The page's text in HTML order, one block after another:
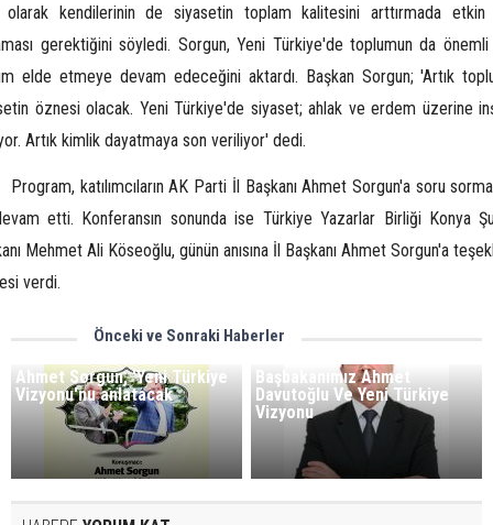
olarak kendilerinin de siyasetin toplam kalitesini arttırmada
gerektiğini söyledi. Sorgun, Yeni Türkiye'de toplumun da
elde etmeye devam edeceğini aktardı. Başkan Sorgun; 'Artık
öznesi olacak. Yeni Türkiye'de siyaset; ahlak ve erdem üzerine
Artık kimlik dayatmaya son veriliyor' dedi.
Program, katılımcıların AK Parti İl Başkanı Ahmet Sorgun'a soru
etti. Konferansın sonunda ise Türkiye Yazarlar Birliği Konya
Mehmet Ali Köseoğlu, günün anısına İl Başkanı Ahmet Sorgun'a
verdi.
Önceki ve Sonraki Haberler
Ahmet Sorgun, 'Yeni Türkiye
Vizyonu'nu anlatacak
Başbakanımız Ahmet
Davutoğlu Ve Yeni Türkiye
Vizyonu